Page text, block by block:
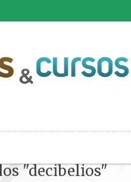
"decibelios"